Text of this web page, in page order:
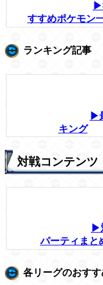
▶
すすめポケモン
ランキング記事
▶
キング
対戦コンテンツ
▶
パーティまと
各リーグのおす